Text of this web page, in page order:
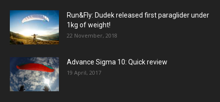
Run&Fly: Dudek released first paraglider under
1kg of weight!
22 November, 2018
Advance Sigma 10: Quick review
19 April, 2017